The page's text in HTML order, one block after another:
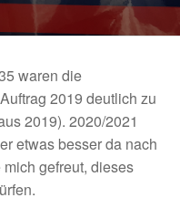
waren die
2019 deutlich zu
2019). 2020/2021
etwas besser da nach
gefreut, dieses